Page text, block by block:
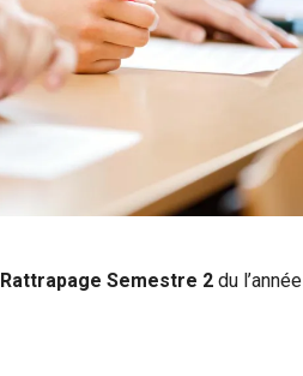
Rattrapage Semestre 2du l’année